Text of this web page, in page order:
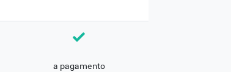
a pagamento